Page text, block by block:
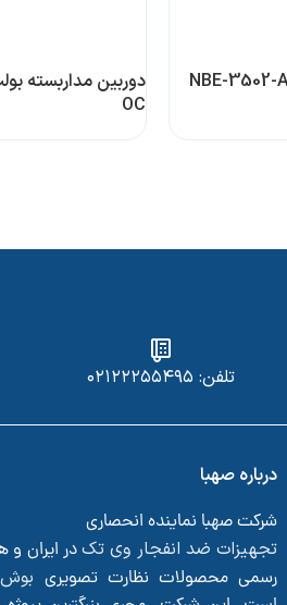
OC
تلفن: ۰۲۱۲۲۲۵۵۴۹۵
درباره صهبا
شرکت صهبا نماینده انحصاری
تجهیزات ضد انفجار وی تکدر ایران و
رسمی محصولات نظارت تصویری بوش